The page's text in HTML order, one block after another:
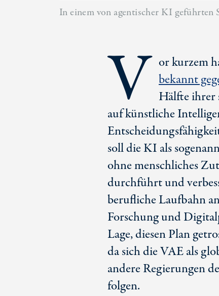
In einem von agentischer KI
V or kurzem
bekannt
Hälfte ihrer
auf künstliche
soll die KI als
ohne menschliches
durchführt und
berufliche Laufbahn
Forschung und
Lage, diesen Plan
da sich die VAE als
andere Regierungen
folgen.